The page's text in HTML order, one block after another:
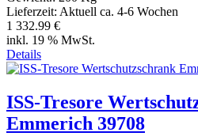
Lieferzeit: Aktuell ca. 4-6 Wochen
1 332.99 €
inkl. 19 % MwSt.
Details
ISS-Tresore
Emmerich 39708